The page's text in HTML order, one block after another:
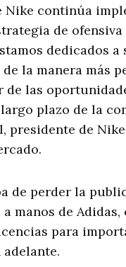
Nike continúa
de
dedicados a
la manera más
de las
plazo de la
presidente de
de perder la
manos de
para
adelante.